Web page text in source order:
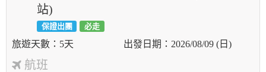
站)
保證出團 必走
5天 2026/08/09 (日)
航班